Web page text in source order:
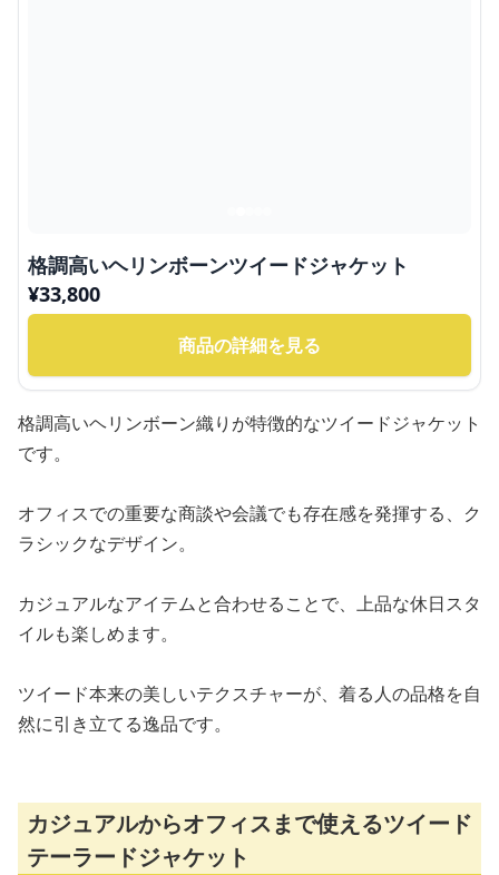
格調高いヘリンボーンツイードジャケット
¥33,800
商品の詳細を見る
格調高いヘリンボーン織りが特徴的なツイードジャケット
です。
オフィスでの重要な商談や会議でも存在感を発揮する、ク
ラシックなデザイン。
カジュアルなアイテムと合わせることで、上品な休日スタ
イルも楽しめます。
ツイード本来の美しいテクスチャーが、着る人の品格を自
然に引き立てる逸品です。
カジュアルからオフィスまで使えるツイード
テーラードジャケット